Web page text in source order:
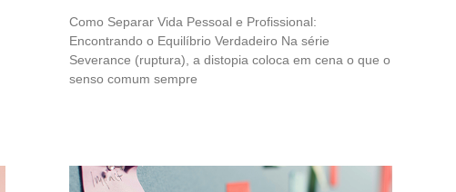
Como Separar Vida Pessoal e Profissional:
Encontrando o Equilíbrio Verdadeiro Na série
Severance (ruptura), a distopia coloca em cena o que o
senso comum sempre